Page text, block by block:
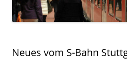
Neues vom S-Bahn